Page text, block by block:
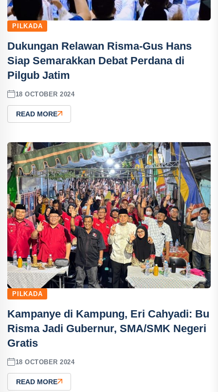
PILKADA
Dukungan Relawan Risma-Gus Hans
Siap Semarakkan Debat Perdana di
Pilgub Jatim
18 OCTOBER 2024
READ MORE
PILKADA
Kampanye di Kampung, Eri Cahyadi: Bu
Risma Jadi Gubernur, SMA/SMK Negeri
Gratis
18 OCTOBER 2024
READ MORE